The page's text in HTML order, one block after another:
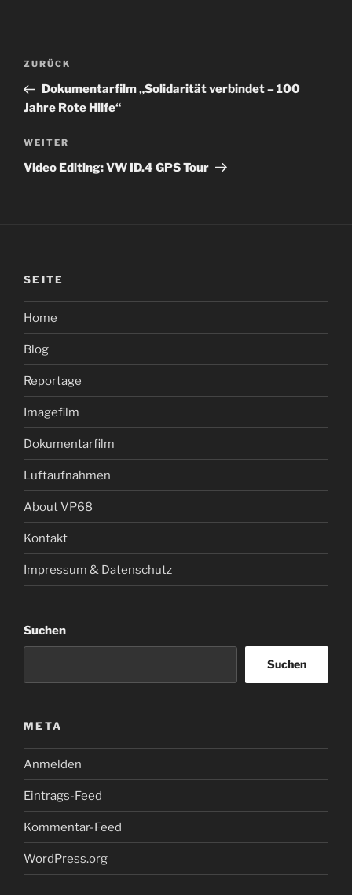
Beitragsnavigation
Vorheriger
Beitrag
ZURÜCK
Dokumentarfilm „Solidarität verbindet – 100
Jahre Rote Hilfe“
Nächster
Beitrag
WEITER
Video Editing: VW ID.4 GPS Tour
SEITE
Home
Blog
Reportage
Imagefilm
Dokumentarfilm
Luftaufnahmen
About VP68
Kontakt
Impressum & Datenschutz
Suchen
Suchen
META
Anmelden
Eintrags-Feed
Kommentar-Feed
WordPress.org